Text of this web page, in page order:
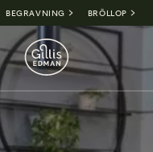
BEGRAVNING BRÖLLOP